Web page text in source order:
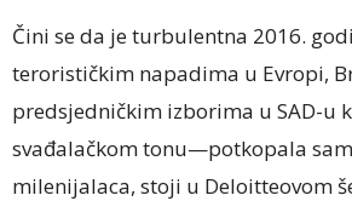
Čini se da je turbulentna 2016.
terorističkim napadima u Evropi,
predsjedničkim izborima u SAD-u
svađalačkom tonu—potkopala
milenijalaca, stoji u Deloitteovom